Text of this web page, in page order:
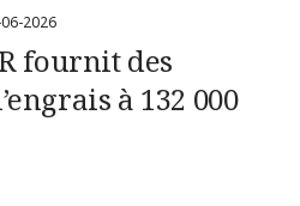
fournit des
à 132 000
2026